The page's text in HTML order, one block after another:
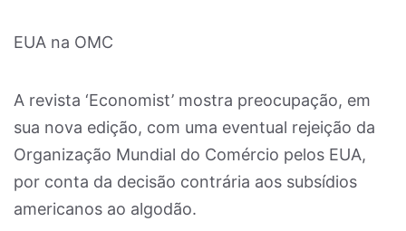
EUA na OMC
A revista ‘Economist’ mostra preocupação, em
sua nova edição, com uma eventual rejeição da
Organização Mundial do Comércio pelos EUA,
por conta da decisão contrária aos subsídios
americanos ao algodão.